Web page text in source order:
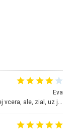
Eva
Hojdacka v Krpelanoch uz nie je, vysli sme si k nej vcera, ale, zial, uz je znicena. Ak sem planujete cestu len kvoli hojdacke, mozete si ju usetrit. Krasny vyhlad je tu vsak aj bez hojdacky :-)